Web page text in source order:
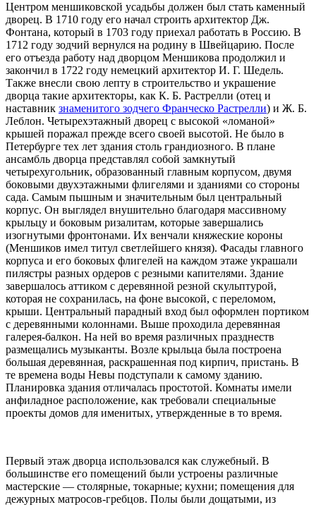
Центром меншиковской усадьбы должен был стать каменный
дворец. В 1710 году его начал строить архитектор Дж.
Фонтана, который в 1703 году приехал работать в Россию. В
1712 году зодчий вернулся на родину в Швейцарию. После
его отъезда работу над дворцом Меншикова продолжил и
закончил в 1722 году немецкий архитектор И. Г. Шедель.
Также внесли свою лепту в строительство и украшение
дворца такие архитекторы, как К. Б. Растрелли (отец и
наставник знаменитого зодчего Франческо Растрелли) и Ж. Б.
Леблон. Четырехэтажный дворец с высокой «ломаной»
крышей поражал прежде всего своей высотой. Не было в
Петербурге тех лет здания столь грандиозного. В плане
ансамбль дворца представлял собой замкнутый
четырехугольник, образованный главным корпусом, двумя
боковыми двухэтажными флигелями и зданиями со стороны
сада. Самым пышным и значительным был центральный
корпус. Он выглядел внушительно благодаря массивному
крыльцу и боковым ризалитам, которые завершались
изогнутыми фронтонами. Их венчали княжеские короны
(Меншиков имел титул светлейшего князя). Фасады главного
корпуса и его боковых флигелей на каждом этаже украшали
пилястры разных ордеров с резными капителями. Здание
завершалось аттиком с деревянной резной скульптурой,
которая не сохранилась, на фоне высокой, с переломом,
крыши. Центральный парадный вход был оформлен портиком
с деревянными колоннами. Выше проходила деревянная
галерея-балкон. На ней во время различных празднеств
размещались музыканты. Возле крыльца была построена
большая деревянная, раскрашенная под кирпич, пристань. В
те времена воды Невы подступали к самому зданию.
Планировка здания отличалась простотой. Комнаты имели
анфиладное расположение, как требовали специальные
проекты домов для именитых, утвержденные в то время.
Первый этаж дворца использовался как служебный. В
большинстве его помещений были устроены различные
мастерские — столярные, токарные; кухни; помещения для
дежурных матросов-гребцов. Полы были дощатыми, из